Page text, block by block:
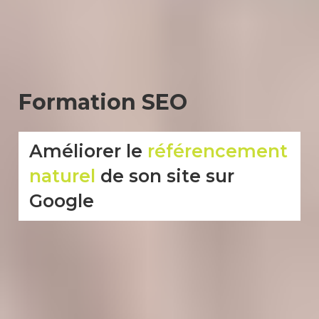
Formation SEO
Améliorer le référencement
naturel de son site sur
Google